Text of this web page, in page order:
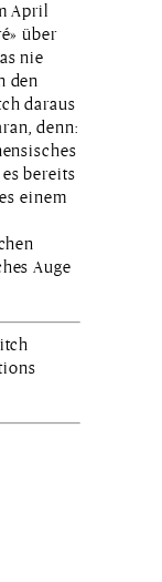
April
über
nie
den
daraus
denn:
bereits
einem
Auge